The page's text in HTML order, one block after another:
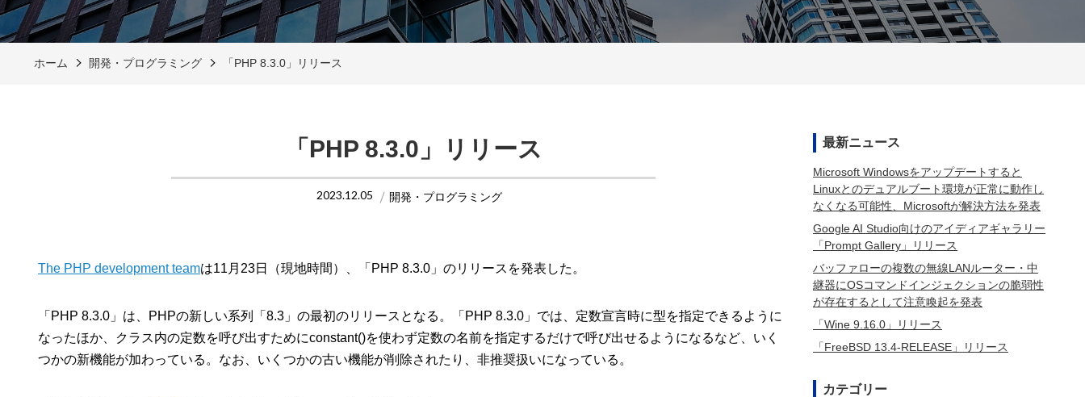
ホーム 開発・プログラミング 「PHP 8.3.0」リリース
「PHP 8.3.0」リリース
2023.12.05 開発・プログラミング
The PHP development teamは11月23日（現地時間）、「PHP 8.3.0」のリリースを発表した。
「PHP 8.3.0」は、PHPの新しい系列「8.3」の最初のリリースとなる。「PHP 8.3.0」では、定数宣言時に型を指定できるように
なったほか、クラス内の定数を呼び出すためにconstant()を使わず定数の名前を指定するだけで呼び出せるようになるなど、いく
つかの新機能が加わっている。なお、いくつかの古い機能が削除されたり、非推奨扱いになっている。
最新ニュース
Microsoft Windowsをアップデートすると
Linuxとのデュアルブート環境が正常に動作し
なくなる可能性、Microsoftが解決方法を発表
Google AI Studio向けのアイディアギャラリー
「Prompt Gallery」リリース
バッファローの複数の無線LANルーター・中
継器にOSコマンドインジェクションの脆弱性
が存在するとして注意喚起を発表
「Wine 9.16.0」リリース
「FreeBSD 13.4-RELEASE」リリース
カテゴリー